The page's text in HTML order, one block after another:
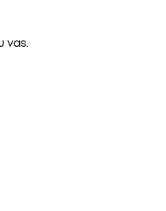
vas.